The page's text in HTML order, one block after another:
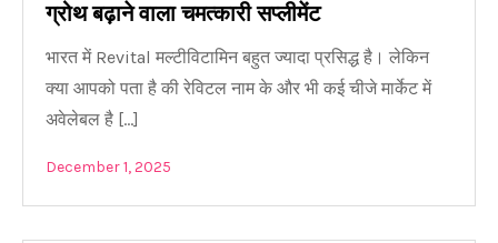
ग्रोथ बढ़ाने वाला चमत्कारी सप्लीमेंट
भारत में Revital मल्टीविटामिन बहुत ज्यादा प्रसिद्ध है। लेकिन
क्या आपको पता है की रेविटल नाम के और भी कई चीजे मार्केट में
अवेलेबल है […]
December 1, 2025